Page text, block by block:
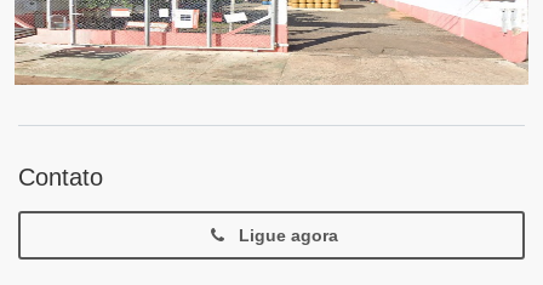
Contato
Ligue agora